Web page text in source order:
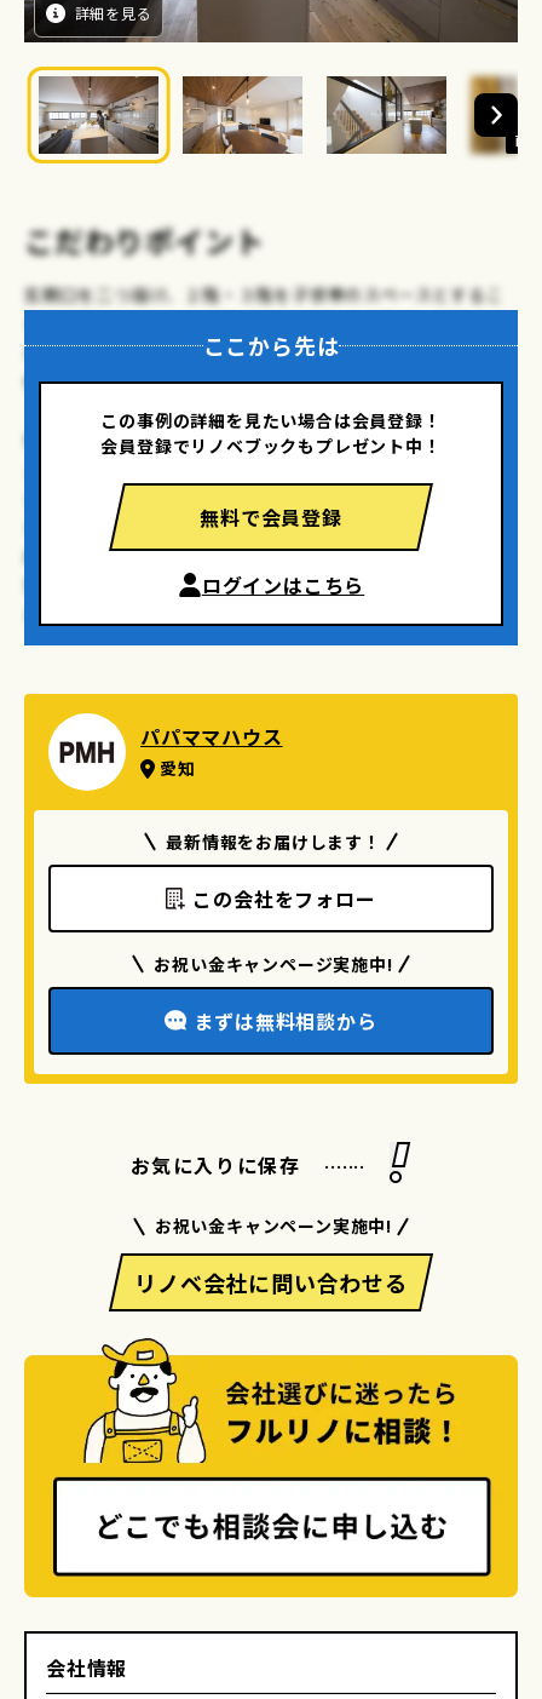
詳細を見る
画
こだわりポイント
玄関口を二つ設け、２階・３階を子世帯のスペースとするこ
がらも、ドア１枚で気軽に行き来のできる、プライベートの
保たれた二世帯住宅になっています。
外観は変えずに、あえて内側に壁を立てて窓を作ることでイ
またリビング・ダイニングから洗面所までの仕切りをなく
床の高さや床材を変えるなど、空間づくりで遊ぶことで、
落ち着きのある、シンプルな温もりと上品なセンスを感じる
ランスなど、
何度も話し合いを重ね、見た目だけでなく使い勝手も細部ま
でこだわり選び抜かれた空間に。
ここから先は
この事例の詳細を見たい場合は会員登録！
会員登録でリノベブックもプレゼント中！
無料で会員登録
ログインはこちら
パパママハウス
愛知
最新情報をお届けします！
この会社をフォロー
お祝い金キャンページ実施中!
まずは無料相談から
お気に入りに保存 .......
お祝い金キャンペーン実施中!
リノベ会社に問い合わせる
会社情報